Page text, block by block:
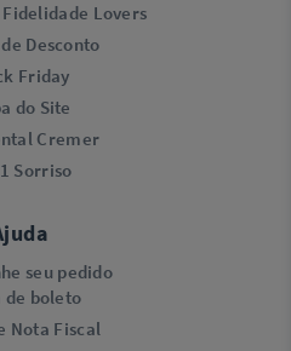
Lovers​
Desconto
Friday
do Site
Cremer
Sorriso
seu pedido
de boleto
Nota Fiscal